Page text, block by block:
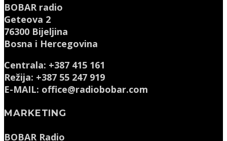
BOBAR radio
Geteova 2
76300 Bijeljina
Bosna i Hercegovina
Centrala: +387 415 161
Režija: +387 55 247 919
E-MAIL: office@radiobobar.com
MARKETING
BOBAR Radio